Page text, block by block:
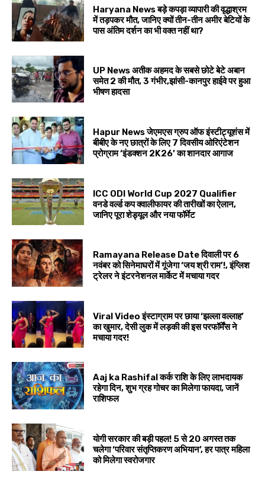
Haryana News बड़े कपड़ा व्यापारी की वृद्धाश्रम
में तड़पकर मौत, जानिए क्यों तीन-तीन अमीर बेटियों के
पास अंतिम दर्शन का भी वक्त नहीं था?
UP News अतीक अहमद के सबसे छोटे बेटे अबान
समेत 2 की मौत, 3 गंभीर,झांसी-कानपुर हाईवे पर हुआ
भीषण हादसा
Hapur News जेएमएस ग्रुप ऑफ इंस्टीट्यूशंस में
बीबीए के नए छात्रों के लिए 7 दिवसीय ओरिएंटेशन
प्रोग्राम ‘इंडक्शन 2K26’ का शानदार आगाज
ICC ODI World Cup 2027 Qualifier
वनडे वर्ल्ड कप क्वालीफायर की तारीखों का ऐलान,
जानिए पूरा शेड्यूल और नया फॉर्मेट
Ramayana Release Date दिवाली पर 6
नवंबर को सिनेमाघरों में गूंजेगा ‘जय श्री राम’!, इंग्लिश
ट्रेलर ने इंटरनेशनल मार्केट में मचाया गदर
Viral Video इंस्टाग्राम पर छाया ‘झल्ला वल्लाह’
का खुमार, देसी लुक में लड़की की इस परफॉर्मेंस ने
मचाया गदर!
Aaj ka Rashifal कर्क राशि के लिए लाभदायक
रहेगा दिन, शुभ ग्रह गोचर का मिलेगा फायदा, जानें
राशिफल
योगी सरकार की बड़ी पहल! 5 से 20 अगस्त तक
चलेगा ‘परिवार संतृप्तिकरण अभियान’, हर पात्र महिला
को मिलेगा स्वरोजगार